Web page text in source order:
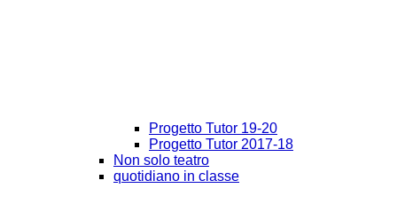
Progetto Tutor 19-20
Progetto Tutor 2017-18
Non solo teatro
quotidiano in classe